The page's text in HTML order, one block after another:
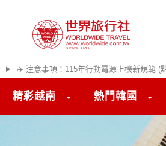
✈️ 注意事項：115年行動電源上機新規範 (
精彩越南 熱門韓國